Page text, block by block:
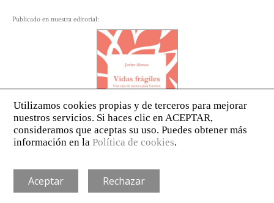
Publicado en nuestra editorial:
AVISO LEGAL POLÍTICA DE PRIVACIDAD